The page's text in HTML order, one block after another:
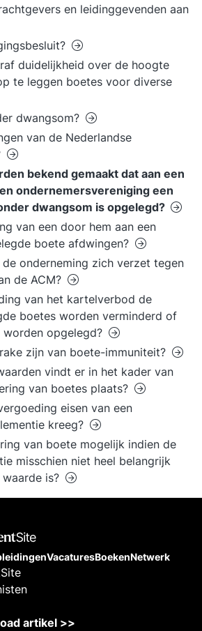
en leidinggevenden aan
duidelijkheid over de hoogte
te leggen boetes voor diverse
dwangsom?
van de Nederlandse
bekend gemaakt dat aan een
ondernemersvereniging een
dwangsom is opgelegd?
van een door hem aan een
boete afdwingen?
onderneming zich verzet tegen
de ACM?
van het kartelverbod de
boetes worden verminderd of
opgelegd?
zijn van boete-immuniteit?
vindt er in het kader van
van boetes plaats?
eisen van een
kreeg?
van boete mogelijk indien de
misschien niet heel belangrijk
is?
VacaturesBoekenNetwerk
artikel >>